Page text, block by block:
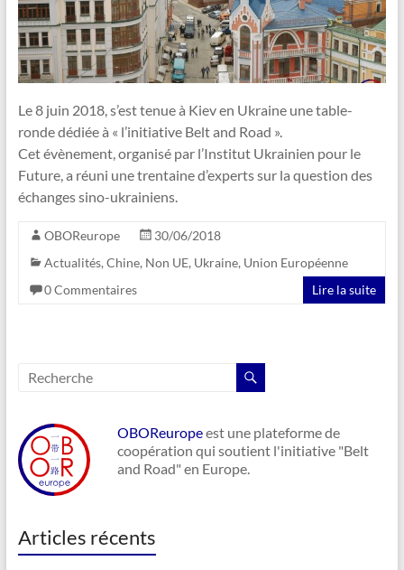
Le 8 juin 2018, s’est tenue à Kiev en Ukraine une table-
ronde dédiée à « l’initiative Belt and Road ».
Cet évènement, organisé par l’Institut Ukrainien pour le
Future, a réuni une trentaine d’experts sur la question des
échanges sino-ukrainiens.
OBOReurope
30/06/2018
Actualités, Chine, Non UE, Ukraine, Union Européenne
0 Commentaires
Lire la suite
OBOReuropeest une plateforme de
coopération qui soutient l'initiative "Belt
and Road" en Europe.
Articles récents